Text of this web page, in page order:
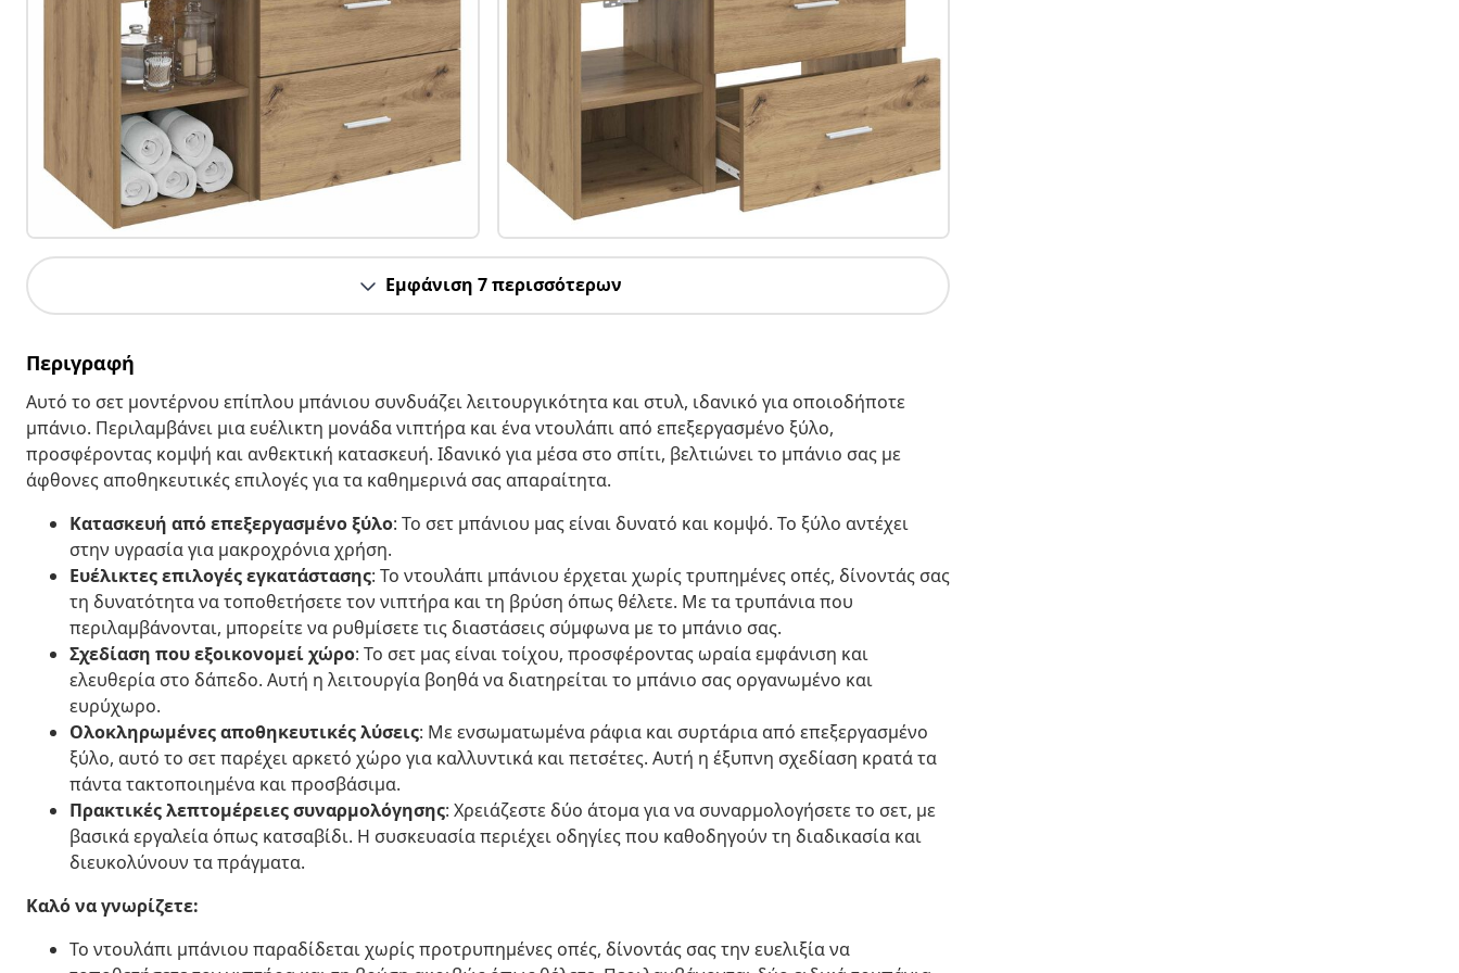
Εμφάνιση 7 περισσότερων
Περιγραφή
Αυτό το σετ μοντέρνου επίπλου μπάνιου συνδυάζει λειτουργικότητα και στυλ, ιδανικό για οποιοδήποτε
μπάνιο. Περιλαμβάνει μια ευέλικτη μονάδα νιπτήρα και ένα ντουλάπι από επεξεργασμένο ξύλο,
προσφέροντας κομψή και ανθεκτική κατασκευή. Ιδανικό για μέσα στο σπίτι, βελτιώνει το μπάνιο σας με
άφθονες αποθηκευτικές επιλογές για τα καθημερινά σας απαραίτητα.
Κατασκευή από επεξεργασμένο ξύλο: Το σετ μπάνιου μας είναι δυνατό και κομψό. Το ξύλο αντέχει
στην υγρασία για μακροχρόνια χρήση.
Ευέλικτες επιλογές εγκατάστασης: Το ντουλάπι μπάνιου έρχεται χωρίς τρυπημένες οπές, δίνοντάς σας
τη δυνατότητα να τοποθετήσετε τον νιπτήρα και τη βρύση όπως θέλετε. Με τα τρυπάνια που
περιλαμβάνονται, μπορείτε να ρυθμίσετε τις διαστάσεις σύμφωνα με το μπάνιο σας.
Σχεδίαση που εξοικονομεί χώρο: Το σετ μας είναι τοίχου, προσφέροντας ωραία εμφάνιση και
ελευθερία στο δάπεδο. Αυτή η λειτουργία βοηθά να διατηρείται το μπάνιο σας οργανωμένο και
ευρύχωρο.
Ολοκληρωμένες αποθηκευτικές λύσεις: Με ενσωματωμένα ράφια και συρτάρια από επεξεργασμένο
ξύλο, αυτό το σετ παρέχει αρκετό χώρο για καλλυντικά και πετσέτες. Αυτή η έξυπνη σχεδίαση κρατά τα
πάντα τακτοποιημένα και προσβάσιμα.
Πρακτικές λεπτομέρειες συναρμολόγησης: Χρειάζεστε δύο άτομα για να συναρμολογήσετε το σετ, με
βασικά εργαλεία όπως κατσαβίδι. Η συσκευασία περιέχει οδηγίες που καθοδηγούν τη διαδικασία και
διευκολύνουν τα πράγματα.
Καλό να γνωρίζετε:
Το ντουλάπι μπάνιου παραδίδεται χωρίς προτρυπημένες οπές, δίνοντάς σας την ευελιξία να